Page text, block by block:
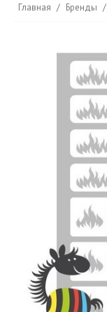
Главная / Бренды /